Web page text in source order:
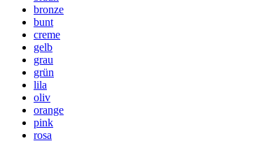
bronze
bunt
creme
gelb
grau
grün
lila
oliv
orange
pink
rosa